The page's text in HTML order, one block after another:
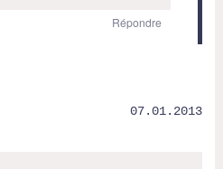
Répondre
07.01.2013